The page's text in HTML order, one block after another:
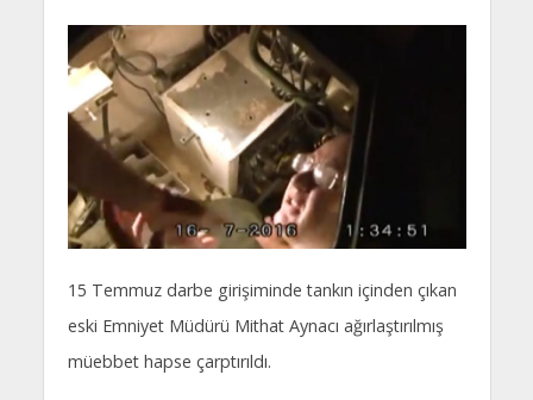
15 Temmuz darbe girişiminde tankın içinden çıkan
eski Emniyet Müdürü Mithat Aynacı ağırlaştırılmış
müebbet hapse çarptırıldı.